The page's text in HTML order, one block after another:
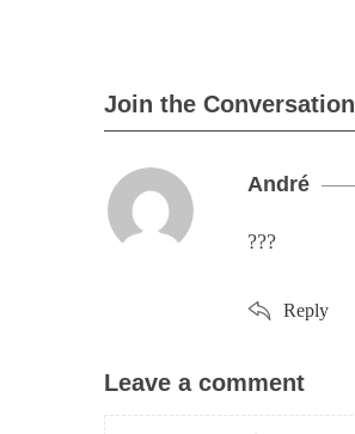
Join the Conversation
s
y
:
André
???
Reply
L
e
Leave a comment